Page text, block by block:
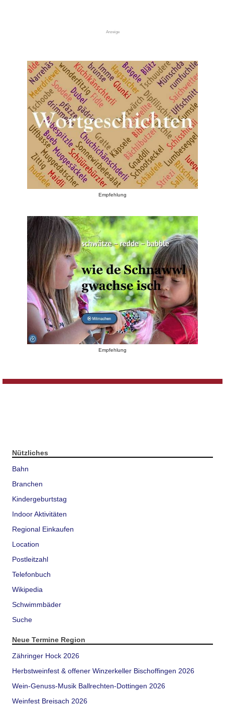
Anzeige
Empfehlung
Empfehlung
Nützliches
Bahn
Branchen
Kindergeburtstag
Indoor Aktivitäten
Regional Einkaufen
Location
Postleitzahl
Telefonbuch
Wikipedia
Schwimmbäder
Suche
Neue Termine Region
Zähringer Hock 2026
Herbstweinfest & offener Winzerkeller Bischoffingen 2026
Wein-Genuss-Musik Ballrechten-Dottingen 2026
Weinfest Breisach 2026